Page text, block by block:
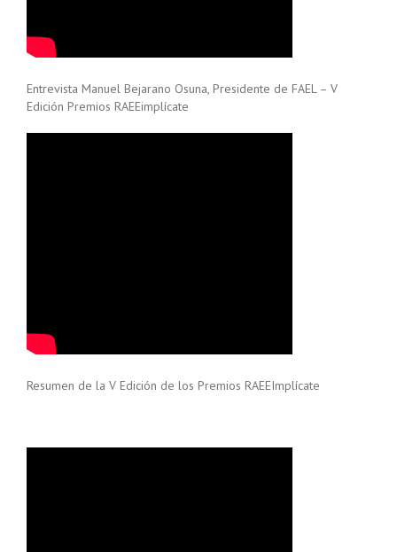
Entrevista Manuel Bejarano Osuna, Presidente de FAEL – V
Edición Premios RAEEimplícate
Resumen de la V Edición de los Premios RAEEImplícate